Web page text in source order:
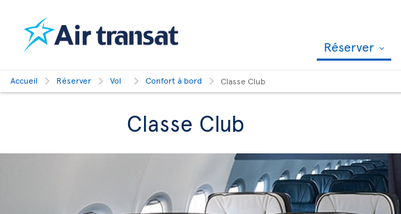
Réserver
Accueil Réserver Vol Confort à bord Classe Club
Classe Club